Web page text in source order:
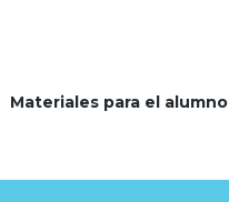
Materiales para el alumno